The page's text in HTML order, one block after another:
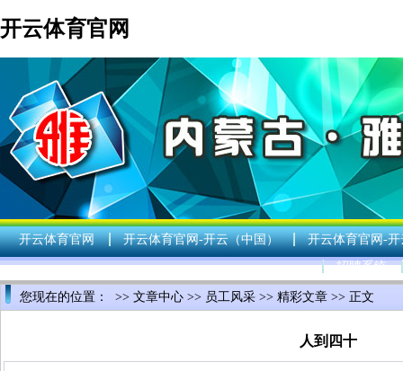
开云体育官网
开云体育官网 开云体育官网-开云（中国）
开云体育官网-
招聘系统
您现在的位置： >> 文章中心 >> 员工风采 >> 精彩文章 >> 正文
人到四十